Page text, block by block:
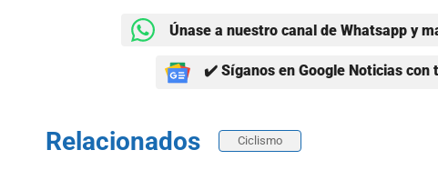
Únase a nuestro canal de Whatsapp y
✔️ Síganos en Google Noticias con
Relacionados Ciclismo